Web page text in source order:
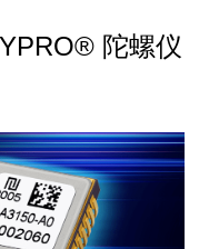
陀螺仪